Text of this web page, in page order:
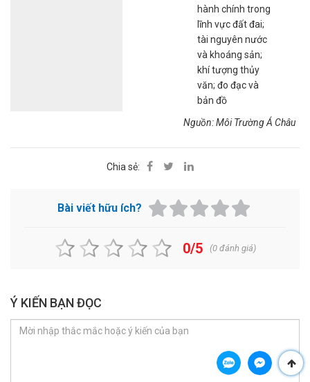
hành chính trong
lĩnh vực đất đai;
tài nguyên nước
và khoáng sản;
khí tượng thủy
văn; đo đạc và
bản đồ
Nguồn: Môi Trường Á Châu
Chia sẻ:
Bài viết hữu ích?
0/5 (0đánh giá)
Ý KIẾN BẠN ĐỌC